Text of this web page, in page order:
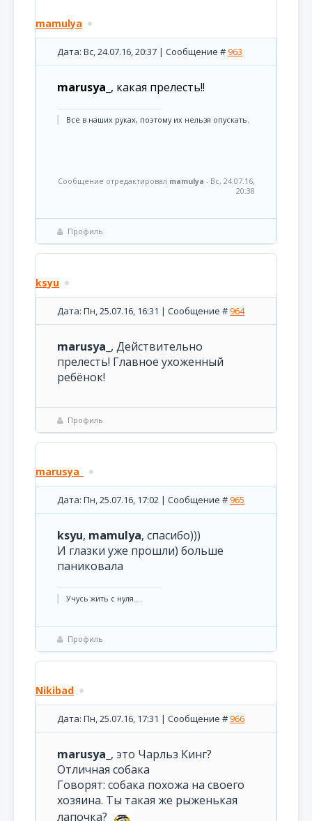
mamulya
Дата: Вс, 24.07.16, 20:37 | Сообщение #963
marusya_ , какая прелесть!!
Все в наших руках, поэтому их нельзя опускать.
Сообщение отредактировал mamulya - Вс, 24.07.16,
20:38
Профиль
ksyu
Дата: Пн, 25.07.16, 16:31 | Сообщение #964
marusya_ , Действительно
прелесть! Главное ухоженный
ребёнок!
Профиль
marusya_
Дата: Пн, 25.07.16, 17:02 | Сообщение #965
ksyu, mamulya, спасибо)))
И глазки уже прошли) больше
паниковала
Учусь жить с нуля....
Профиль
Nikibad
Дата: Пн, 25.07.16, 17:31 | Сообщение #966
marusya_ , это Чарльз Кинг?
Отличная собака
Говорят: собака похожа на своего
хозяина. Ты такая же рыженькая
лапочка?